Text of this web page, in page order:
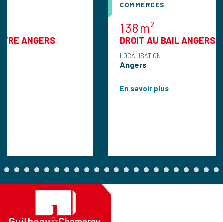
COMMERCES
DROIT AU BAIL ANGERS
En savoir plus